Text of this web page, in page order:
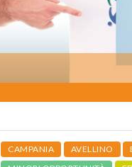
CAMPANIA AVELLINO